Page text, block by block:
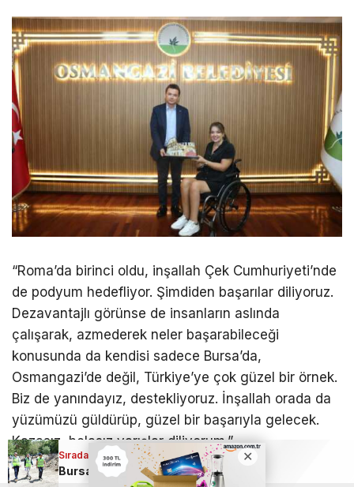
Sıradaki Haber
“Roma’da birinci oldu, inşallah Çek Cumhuriyeti’nde
de podyum hedefliyor. Şimdiden başarılar diliyoruz.
Dezavantajlı görünse de insanların aslında
çalışarak, azmederek neler başarabileceği
konusunda da kendisi sadece Bursa’da,
Osmangazi’de değil, Türkiye’ye çok güzel bir örnek.
Biz de yanındayız, destekliyoruz. İnşallah orada da
yüzümüzü güldürüp, güzel bir başarıyla gelecek.
Kazasız, belasız yarışlar diliyorum.”
“Başkanımıza Destekleri İçin Çok Teşekkür
Sıradaki Haber